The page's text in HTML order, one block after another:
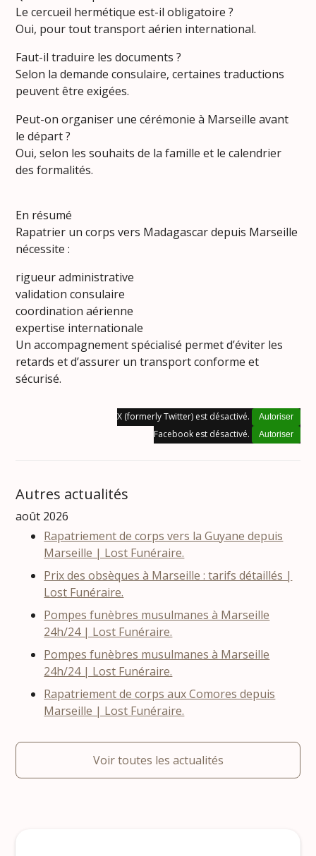
Le cercueil hermétique est-il obligatoire ?
Oui, pour tout transport aérien international.
Faut-il traduire les documents ?
Selon la demande consulaire, certaines traductions
peuvent être exigées.
Peut-on organiser une cérémonie à Marseille avant
le départ ?
Oui, selon les souhaits de la famille et le calendrier
des formalités.
En résumé
Rapatrier un corps vers Madagascar depuis Marseille
nécessite :
rigueur administrative
validation consulaire
coordination aérienne
expertise internationale
Un accompagnement spécialisé permet d’éviter les
retards et d’assurer un transport conforme et
sécurisé.
X (formerly Twitter) est désactivé. Autoriser
Facebook est désactivé. Autoriser
Autres actualités
août 2026
Rapatriement de corps vers la Guyane depuis
Marseille | Lost Funéraire.
Prix des obsèques à Marseille : tarifs détaillés |
Lost Funéraire.
Pompes funèbres musulmanes à Marseille
24h/24 | Lost Funéraire.
Pompes funèbres musulmanes à Marseille
24h/24 | Lost Funéraire.
Rapatriement de corps aux Comores depuis
Marseille | Lost Funéraire.
Voir toutes les actualités